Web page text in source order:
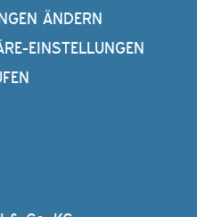
ÄNDERN
EINSTELLUNGEN